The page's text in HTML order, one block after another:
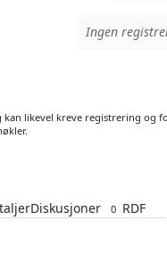
Ingen
likevel kreve registrering og
Diskusjoner 0 RDF